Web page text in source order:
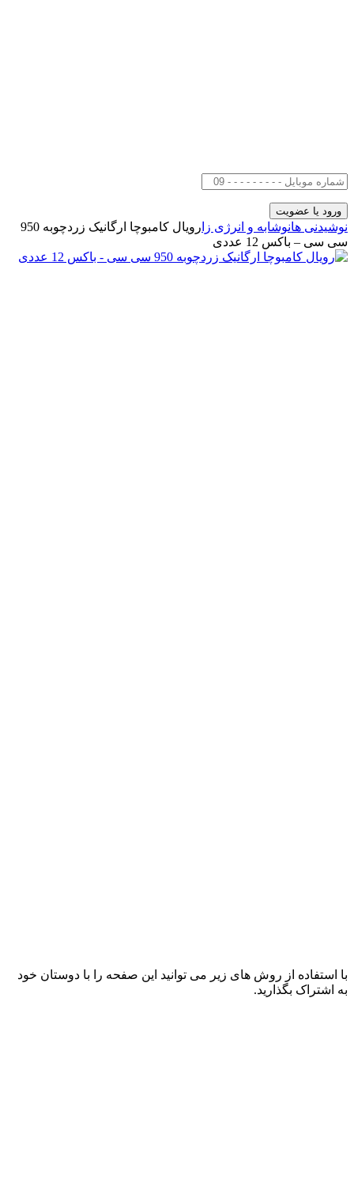
نوشیدنی هانوشابه و انرژی زا
رویال کامبوچا ارگانیک زردچوبه 950
سی سی – باکس 12 عددی
با استفاده از روش های زیر می توانید این صفحه را با دوستان خود
به اشتراک بگذارید.